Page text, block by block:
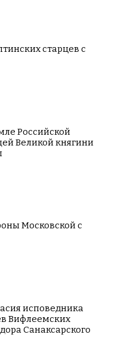
старцев с
Российской
Великой княгини
Московской с
исповедника
Вифлеемских
Санаксарского